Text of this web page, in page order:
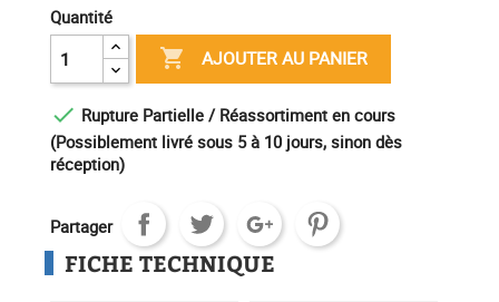
Quantité
 AJOUTER AU PANIER
 Rupture Partielle / Réassortiment en cours
(Possiblement livré sous 5 à 10 jours, sinon dès
réception)
Partager
FICHE TECHNIQUE